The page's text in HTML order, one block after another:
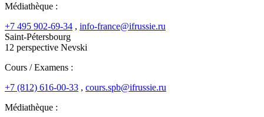
Médiathèque :
+7 495 902-69-34 , info-france@ifrussie.ru
Saint-Pétersbourg
12 perspective Nevski
Cours / Examens :
+7 (812) 616-00-33 , cours.spb@ifrussie.ru
Médiathèque :